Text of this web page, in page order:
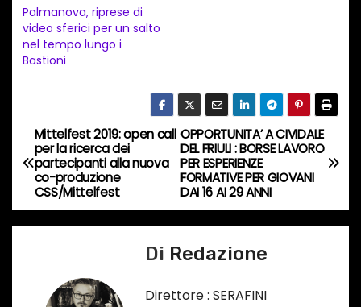
e
n
t
c
o
r
s
Palmanova, riprese di
video sferici per un salto
nel tempo lungo i
Bastioni
N
a
v
OPPORTUNITA’ A CIVIDALE
DEL FRIULI : BORSE LAVORO
PER ESPERIENZE
FORMATIVE PER GIOVANI
DAI 16 AI 29 ANNI
Mittelfest 2019: open call
per la ricerca dei
partecipanti alla nuova
co-produzione
CSS/Mittelfest
Di Redazione
Direttore : SERAFINI